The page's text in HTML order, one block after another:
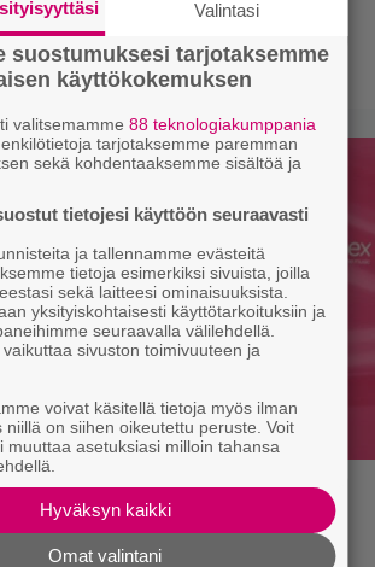
korvauksiin
kaunistautui
varten – katso kuvat
Valintasi
suostumuksesi tarjotaksemme
käyttökokemuksen
valitsemamme88 teknologiakumppania
tarjotaksemme paremman
sekä kohdentaaksemme sisältöä ja
tietojesi käyttöön seuraavasti
ja tallennamme evästeitä
tietoja esimerkiksi sivuista, joilla
sekä laitteesi ominaisuuksista.
yksityiskohtaisesti käyttötarkoituksiin ja
seuraavalla välilehdellä.
sivuston toimivuuteen ja
voivat käsitellä tietoja myös ilman
niillä on siihen oikeutettu peruste. Voit
muuttaa asetuksiasi milloin tahansa
Hyväksyn kaikki
Omat valintani